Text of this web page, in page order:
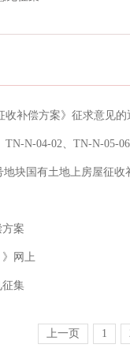
收补偿方案》征求意见的
案
》网上
征集
上一页 1